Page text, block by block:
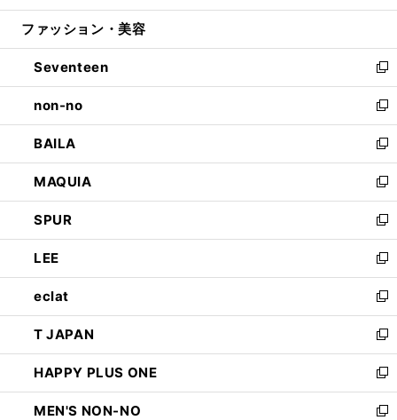
開
ウ
開
く
ン
ウ
で
開
く
ウ
ン
ド
ウ
で
開
く
ファッション・美容
Seventeen
新
し
い
ウ
ィ
ン
ド
ウ
で
開
く
non-no
新
し
い
ウ
ィ
ン
ド
ウ
で
開
く
BAILA
新
し
い
ウ
ィ
ン
ド
ウ
で
開
く
MAQUIA
新
し
い
ウ
ィ
ン
ド
ウ
で
開
く
SPUR
新
し
い
ウ
ィ
ン
ド
ウ
で
開
く
LEE
新
し
い
ウ
ィ
ン
ド
ウ
で
eclat
新
し
い
ウ
ィ
ン
ド
T JAPAN
新
し
い
ウ
ィ
HAPPY PLUS ONE
新
し
い
MEN'S NON-NO
新